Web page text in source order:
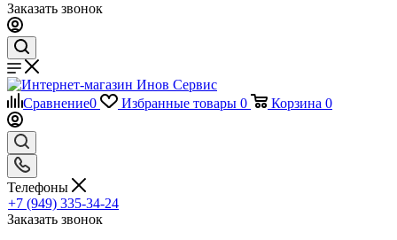
Заказать звонок
Сравнение0 Избранные товары 0 Корзина 0
Телефоны
+7 (949) 335-34-24
Заказать звонок